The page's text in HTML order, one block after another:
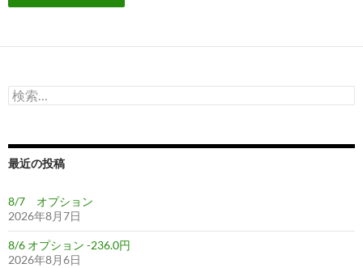
検
索:
最近の投稿
8/7 オプション
2026年8月7日
8/6 オプション -236.0円
2026年8月6日